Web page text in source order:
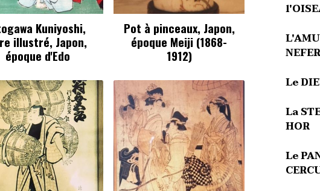
Kuniyoshi,
illustré, Japon,
époque d'Edo
Pot à pinceaux, Japon,
époque Meiji (1868-
1912)
Le
La
HOR
Le